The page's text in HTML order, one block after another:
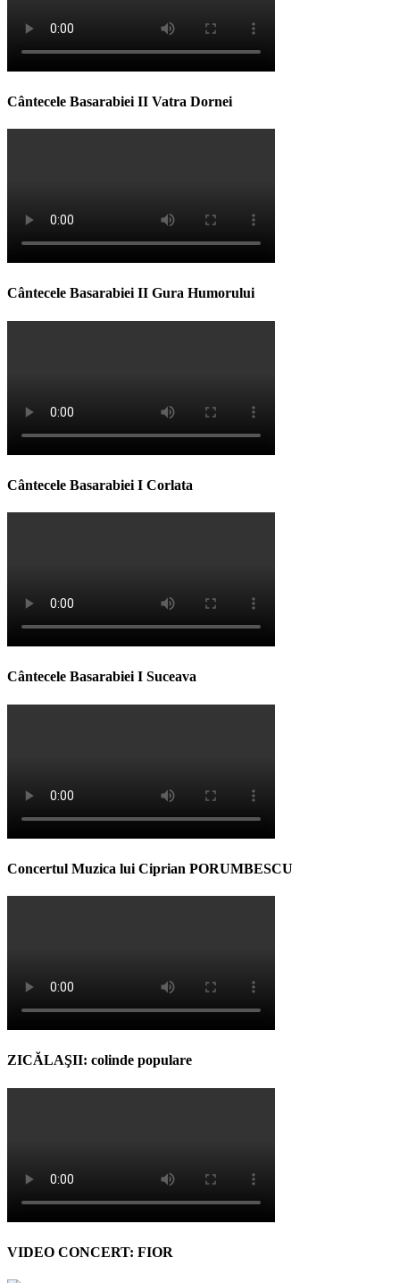
Cântecele Basarabiei II Vatra Dornei
Cântecele Basarabiei II Gura Humorului
Cântecele Basarabiei I Corlata
Cântecele Basarabiei I Suceava
Concertul Muzica lui Ciprian PORUMBESCU
ZICĂLAŞII: colinde populare
VIDEO CONCERT: FIOR